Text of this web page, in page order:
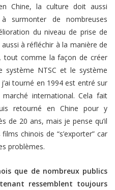
Chine, la culture doit aussi
surmonter de nombreuses
du niveau de prise de
à réfléchir à la manière de
tout comme la façon de créer
système NTSC et le système
tourné en 1994 est entré sur
international. Cela fait
retourné en Chine pour y
de 20 ans, mais je pense qu’il
chinois de “s’exporter” car
problèmes.
que de nombreux publics
ressemblent toujours